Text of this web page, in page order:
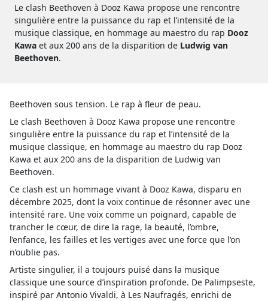
Le clash Beethoven à Dooz Kawa propose une rencontre
singulière entre la puissance du rap et l’intensité de la
musique classique, en hommage au maestro du rap Dooz
Kawa et aux 200 ans de la disparition de Ludwig van
Beethoven.
Beethoven sous tension. Le rap à fleur de peau.
Le clash Beethoven à Dooz Kawa propose une rencontre
singulière entre la puissance du rap et l’intensité de la
musique classique, en hommage au maestro du rap Dooz
Kawa et aux 200 ans de la disparition de Ludwig van
Beethoven.
Ce clash est un hommage vivant à Dooz Kawa, disparu en
décembre 2025, dont la voix continue de résonner avec une
intensité rare. Une voix comme un poignard, capable de
trancher le cœur, de dire la rage, la beauté, l’ombre,
l’enfance, les failles et les vertiges avec une force que l’on
n’oublie pas.
Artiste singulier, il a toujours puisé dans la musique
classique une source d’inspiration profonde. De Palimpseste,
inspiré par Antonio Vivaldi, à Les Naufragés, enrichi de